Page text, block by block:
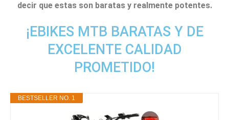
decir que estas son baratas y realmente potentes.
¡EBIKES MTB BARATAS Y DE
EXCELENTE CALIDAD
PROMETIDO!
BESTSELLER NO. 1